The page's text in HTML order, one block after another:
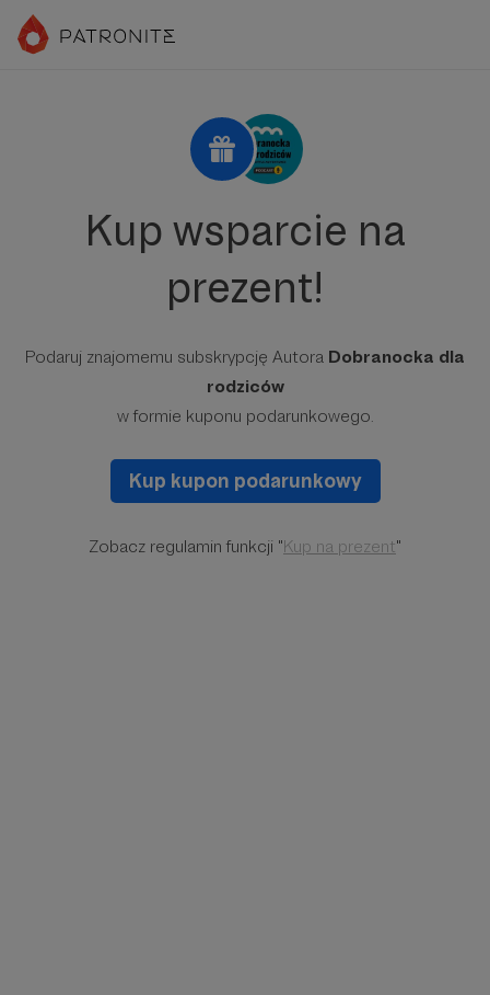
Kup wsparcie na
prezent!
Podaruj znajomemu subskrypcję Autora Dobranocka dla
rodziców
w formie kuponu podarunkowego.
Kup kupon podarunkowy
Zobacz regulamin funkcji "Kup na prezent"